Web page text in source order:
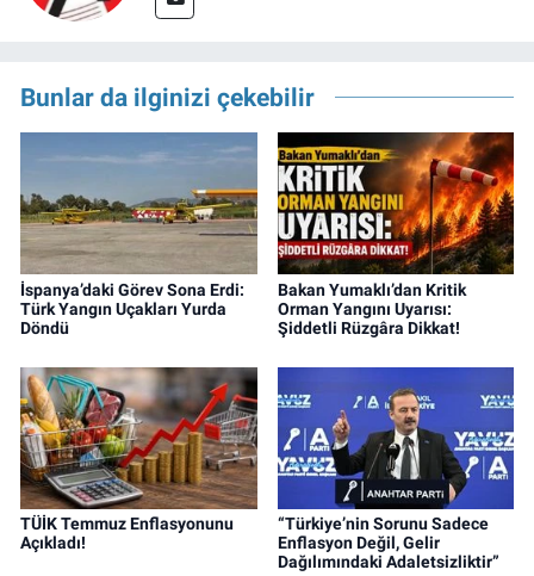
Bunlar da ilginizi çekebilir
İspanya’daki Görev Sona Erdi:
Türk Yangın Uçakları Yurda
Döndü
Bakan Yumaklı’dan Kritik
Orman Yangını Uyarısı:
Şiddetli Rüzgâra Dikkat!
TÜİK Temmuz Enflasyonunu
Açıkladı!
“Türkiye’nin Sorunu Sadece
Enflasyon Değil, Gelir
Dağılımındaki Adaletsizliktir”